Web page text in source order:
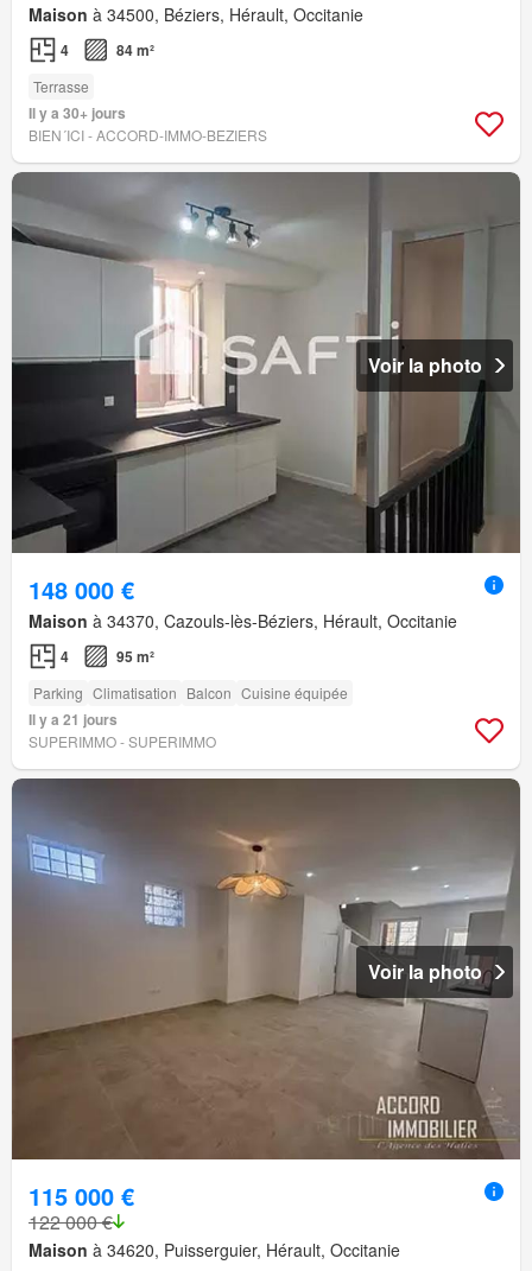
Maison à 34500, Béziers, Hérault, Occitanie
4 84 m²
Terrasse
Il y a 30+ jours
BIEN´ICI - ACCORD-IMMO-BEZIERS
Voir la photo
148 000 €
Maison à 34370, Cazouls-lès-Béziers, Hérault, Occitanie
4 95 m²
Parking Climatisation Balcon Cuisine équipée
Il y a 21 jours
SUPERIMMO - SUPERIMMO
Voir la photo
115 000 €
122 000 €
Maison à 34620, Puisserguier, Hérault, Occitanie